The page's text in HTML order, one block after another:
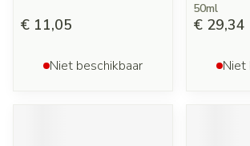
€ 11,05
Niet beschikbaar
50ml
€ 29,34
Niet